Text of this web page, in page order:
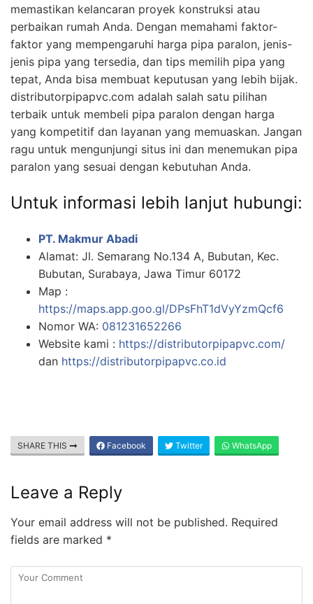
memastikan kelancaran proyek konstruksi atau
perbaikan rumah Anda. Dengan memahami faktor-
faktor yang mempengaruhi harga pipa paralon, jenis-
jenis pipa yang tersedia, dan tips memilih pipa yang
tepat, Anda bisa membuat keputusan yang lebih bijak.
distributorpipapvc.com adalah salah satu pilihan
terbaik untuk membeli pipa paralon dengan harga
yang kompetitif dan layanan yang memuaskan. Jangan
ragu untuk mengunjungi situs ini dan menemukan pipa
paralon yang sesuai dengan kebutuhan Anda.
Untuk informasi lebih lanjut hubungi:
PT. Makmur Abadi
Alamat: Jl. Semarang No.134 A, Bubutan, Kec.
Bubutan, Surabaya, Jawa Timur 60172
Map :
https://maps.app.goo.gl/DPsFhT1dVyYzmQcf6
Nomor WA: 081231652266
Website kami : https://distributorpipapvc.com/
dan https://distributorpipapvc.co.id
SHARE THIS Facebook Twitter WhatsApp
Leave a Reply
Your email address will not be published. Required
fields are marked *